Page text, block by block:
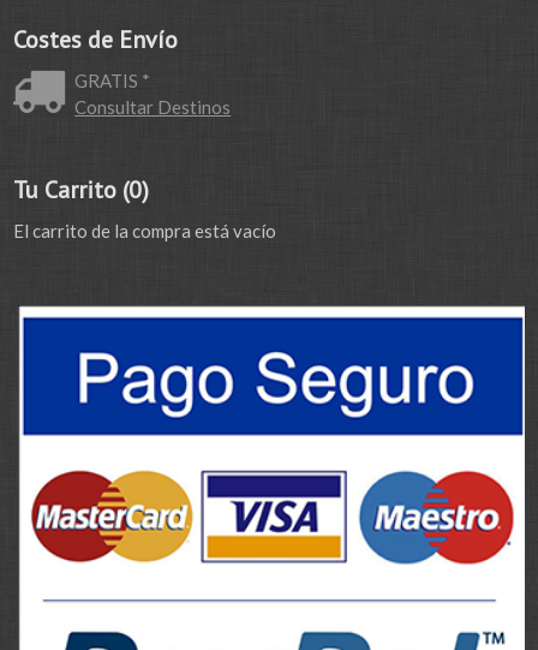
Costes de Envío
GRATIS *
Consultar Destinos
Tu Carrito (0)
El carrito de la compra está vacío